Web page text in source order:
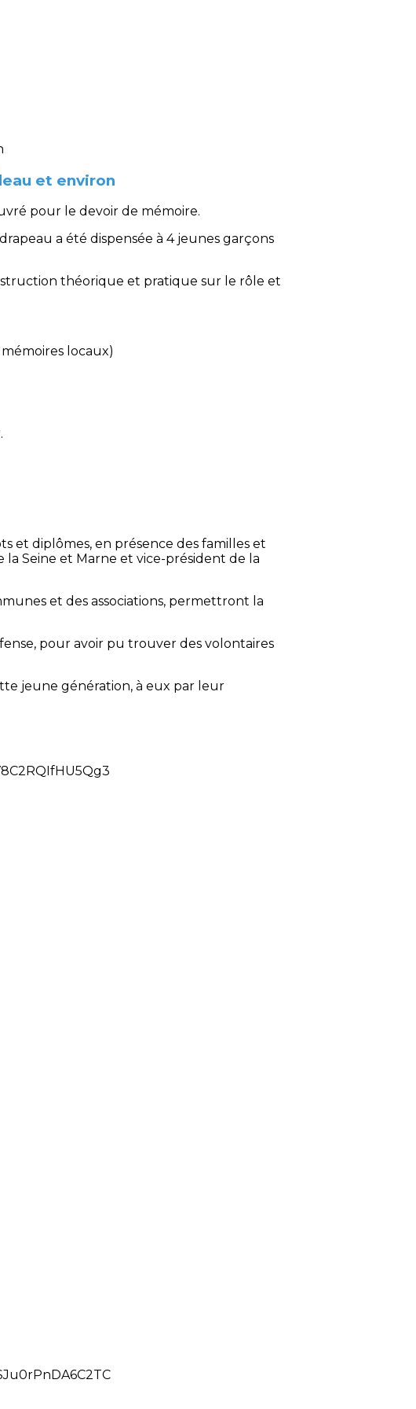
et environ
pour le devoir de mémoire.
a été dispensée à 4 jeunes garçons
théorique et pratique sur le rôle et
locaux)
et diplômes, en présence des familles et
Seine et Marne et vice-président de la
et des associations, permettront la
pour avoir pu trouver des volontaires
jeune génération, à eux par leur